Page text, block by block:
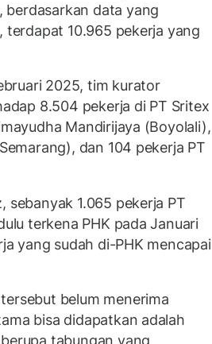
berdasarkan data yang
terdapat 10.965 pekerja yang
2025, tim kurator
8.504 pekerja di PT Sritex
Mandirijaya (Boyolali),
dan 104 pekerja PT
sebanyak 1.065 pekerja PT
terkena PHK pada Januari
yang sudah di-PHK mencapai
belum menerima
bisa didapatkan adalah
tabungan yang